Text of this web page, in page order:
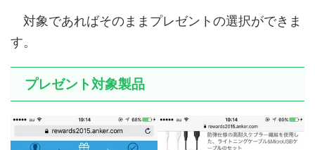
対象であればそのままプレゼントの選択ができま
す。
プレゼント対象製品